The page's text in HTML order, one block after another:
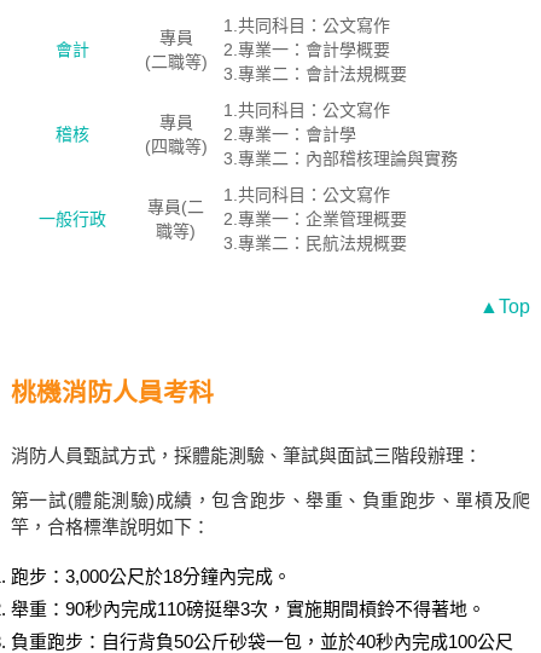
會計
專員
(二職等)
1.共同科目：公文寫作
2.專業一：會計學概要
3.專業二：會計法規概要
稽核
專員
(四職等)
1.共同科目：公文寫作
2.專業一：會計學
3.專業二：內部稽核理論與實務
一般行政
專員(二
職等)
1.共同科目：公文寫作
2.專業一：企業管理概要
3.專業二：民航法規概要
▲Top
桃機消防人員考科
消防人員甄試方式，採體能測驗、筆試與面試三階段辦理：
第一試(體能測驗)成績，包含跑步、舉重、負重跑步、單槓及爬
竿，合格標準說明如下：
跑步：3,000公尺於18分鐘內完成。
舉重：90秒內完成110磅挺舉3次，實施期間槓鈴不得著地。
負重跑步：自行背負50公⽄砂袋⼀包，並於40秒內完成100公尺